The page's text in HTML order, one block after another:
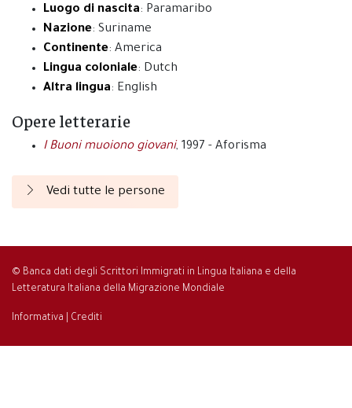
Luogo di nascita: Paramaribo
Nazione: Suriname
Continente: America
Lingua coloniale: Dutch
Altra lingua: English
Opere letterarie
I Buoni muoiono giovani, 1997 - Aforisma
Vedi tutte le persone
© Banca dati degli Scrittori Immigrati in Lingua Italiana e della
Letteratura Italiana della Migrazione Mondiale
Informativa Crediti